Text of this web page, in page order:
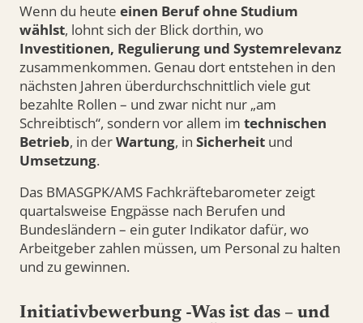
Wenn du heute einen Beruf ohne Studium
wählst, lohnt sich der Blick dorthin, wo
Investitionen, Regulierung und Systemrelevanz
zusammenkommen. Genau dort entstehen in den
nächsten Jahren überdurchschnittlich viele gut
bezahlte Rollen – und zwar nicht nur „am
Schreibtisch“, sondern vor allem im technischen
Betrieb, in derWartung, in Sicherheit und
Umsetzung.
Das BMASGPK/AMS Fachkräftebarometer zeigt
quartalsweise Engpässe nach Berufen und
Bundesländern – ein guter Indikator dafür, wo
Arbeitgeber zahlen müssen, um Personal zu halten
und zu gewinnen.
Initiativbewerbung -Was ist das – und